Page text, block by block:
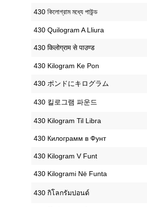
‎430 কিলোগ্রাম মধ্যে পাউন্ড
‎430 Quilogram A Lliura
‎430 किलोग्राम से पाउण्ड
‎430 Kilogram Ke Pon
‎430 ポンドにキログラム
‎430 킬로그램 파운드
‎430 Kilogram Til Libra
‎430 Килограмм в Фунт
‎430 Kilogram V Funt
‎430 Kilogrami Në Funta
‎430 กิโลกรัมปอนด์